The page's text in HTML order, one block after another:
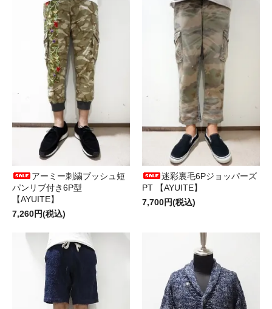
アーミー刺繍ブッシュ短
パンリブ付き6P型
【AYUITE】
7,260円(税込)
迷彩裏毛6Pジョッパーズ
PT 【AYUITE】
7,700円(税込)